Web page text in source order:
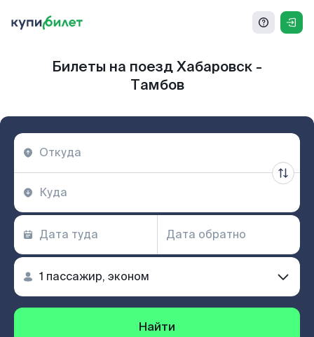
Билеты на поезд Хабаровск -
Тамбов
Найти